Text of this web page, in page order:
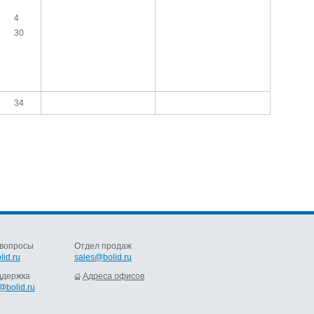
4
30
34
Отдел продаж
sales@bolid.ru
Адреса офисов